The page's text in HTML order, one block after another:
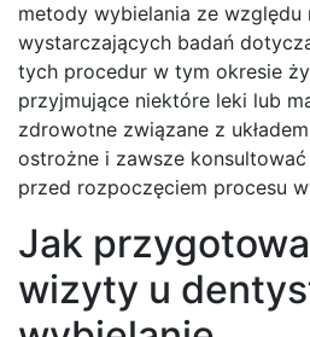
metody wybielania ze względu
wystarczających badań
tych procedur w tym okresie
przyjmujące niektóre leki lub
zdrowotne związane z
ostrożne i zawsze
przed rozpoczęciem procesu
Jak
wizyty u